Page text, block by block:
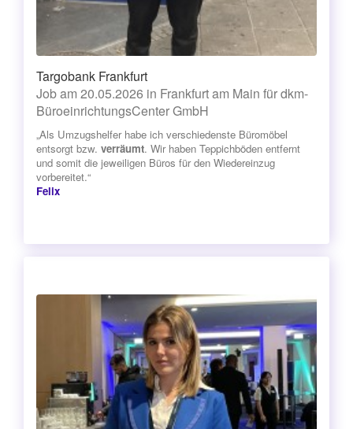
Targobank Frankfurt
Job am 20.05.2026 in Frankfurt am Main für dkm-
BüroeinrichtungsCenter GmbH
„Als Umzugshelfer habe ich verschiedenste Büromöbel
entsorgt bzw. verräumt. Wir haben Teppichböden entfernt
und somit die jeweiligen Büros für den Wiedereinzug
vorbereitet.“
Felix